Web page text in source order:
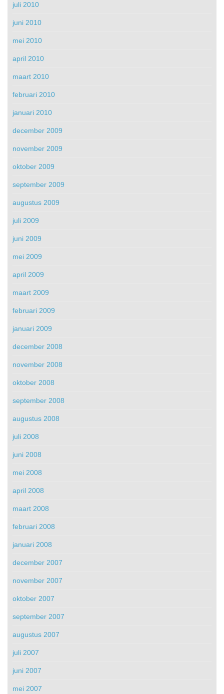
juli 2010
juni 2010
mei 2010
april 2010
maart 2010
februari 2010
januari 2010
december 2009
november 2009
oktober 2009
september 2009
augustus 2009
juli 2009
juni 2009
mei 2009
april 2009
maart 2009
februari 2009
januari 2009
december 2008
november 2008
oktober 2008
september 2008
augustus 2008
juli 2008
juni 2008
mei 2008
april 2008
maart 2008
februari 2008
januari 2008
december 2007
november 2007
oktober 2007
september 2007
augustus 2007
juli 2007
juni 2007
mei 2007